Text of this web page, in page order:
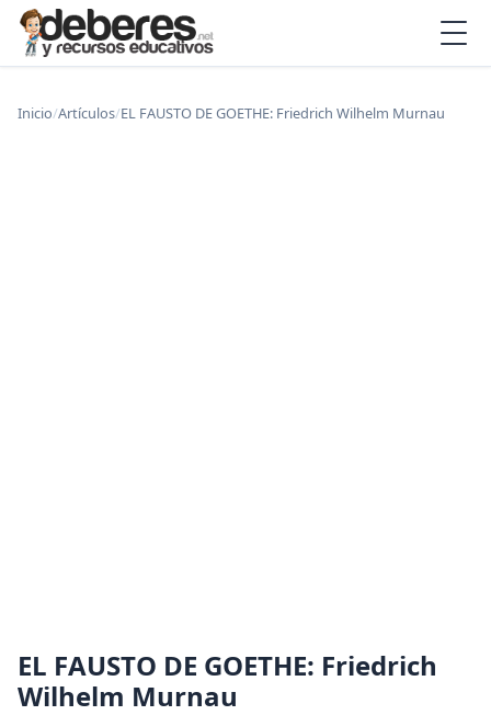
Inicio/Artículos/EL FAUSTO DE GOETHE: Friedrich Wilhelm Murnau
EL FAUSTO DE GOETHE: Friedrich
Wilhelm Murnau